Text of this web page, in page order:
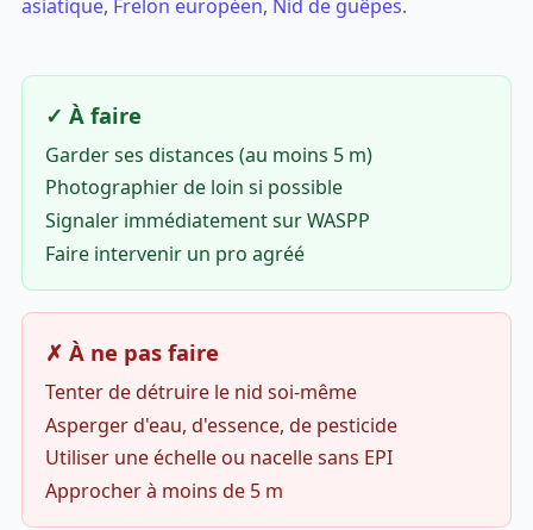
asiatique, Frelon européen, Nid de guêpes.
✓ À faire
Garder ses distances (au moins 5 m)
Photographier de loin si possible
Signaler immédiatement sur WASPP
Faire intervenir un pro agréé
✗ À ne pas faire
Tenter de détruire le nid soi-même
Asperger d'eau, d'essence, de pesticide
Utiliser une échelle ou nacelle sans EPI
Approcher à moins de 5 m